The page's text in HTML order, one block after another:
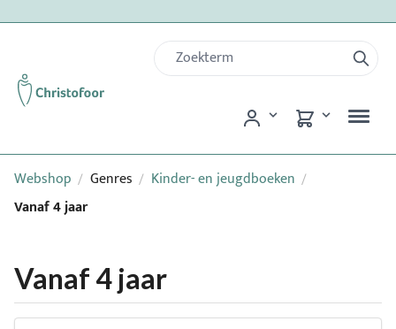
Webshop / Genres / Kinder- en jeugdboeken /
Vanaf 4 jaar
Vanaf 4 jaar